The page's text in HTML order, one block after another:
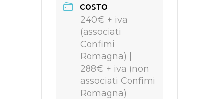
COSTO
240€ + iva
(associati
Confimi
Romagna) |
288€ + iva (non
associati Confimi
Romagna)